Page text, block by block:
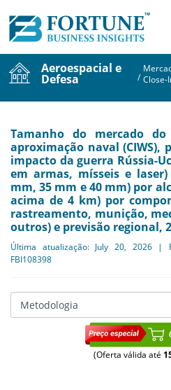
Aeroespacial e
Defesa / Close-
Tamanho do mercado
aproximação naval (CIWS),
impacto da guerra Rússia-
em armas, mísseis e
mm, 35 mm e 40 mm) por
acima de 4 km) por
rastreamento, munição,
outros) e previsão regional,
Última atualização: July 20, 2026 |
FBI108398
(Oferta válida até